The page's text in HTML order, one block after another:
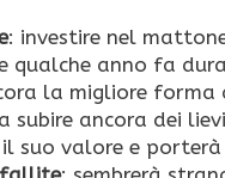
: investire nel
qualche anno fa
la migliore forma
subire ancora dei
suo valore e